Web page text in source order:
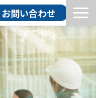
お問い合わせ